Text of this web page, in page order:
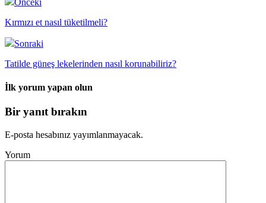
Önceki
Kırmızı et nasıl tüketilmeli?
Sonraki
Tatilde güneş lekelerinden nasıl korunabiliriz?
İlk yorum yapan olun
Bir yanıt bırakın
E-posta hesabınız yayımlanmayacak.
Yorum